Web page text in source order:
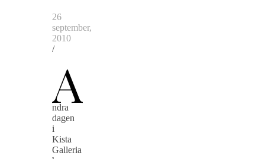
26
september,
2010
/
A
ndra
dagen
i
Kista
Galleria